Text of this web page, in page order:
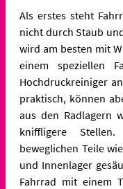
Als erstes steht
nicht durch Staub
wird am besten mit
einem speziellen
Hochdruckreiniger
praktisch, können
aus den Radlagern
kniffligere
beweglichen Teile
und Innenlager
Fahrrad mit einem